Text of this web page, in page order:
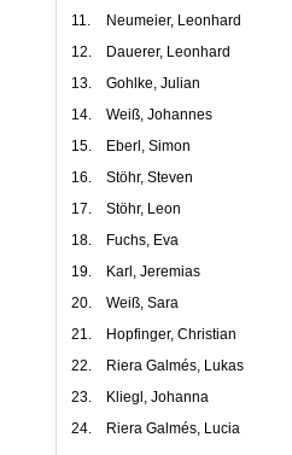
11.
Neumeier, Leonhard
12.
Dauerer, Leonhard
13.
Gohlke, Julian
14.
Weiß, Johannes
15.
Eberl, Simon
16.
Stöhr, Steven
17.
Stöhr, Leon
18.
Fuchs, Eva
19.
Karl, Jeremias
20.
Weiß, Sara
21.
Hopfinger, Christian
22.
Riera Galmés, Lukas
23.
Kliegl, Johanna
24.
Riera Galmés, Lucia